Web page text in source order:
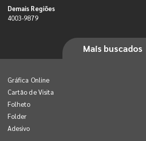
Demais Regiões
4003-9879
Mais buscados
Gráfica Online
Cartão de Visita
Folheto
Folder
Adesivo